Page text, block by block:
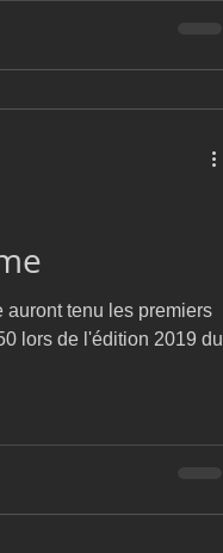
tenu les premiers
lors de l'édition 2019 du